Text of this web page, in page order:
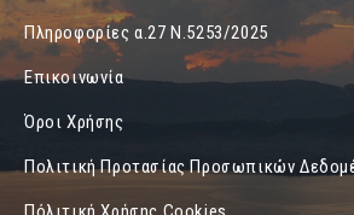
Πληροφορίες α.27 Ν.5253/2025
Επικοινωνία
Όροι Χρήσης
Πολιτική Προτασίας Προσωπικών